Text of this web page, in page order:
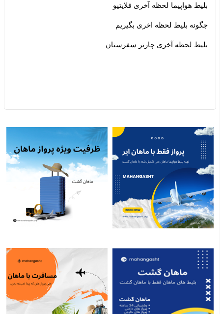
بلیط هواپیما لحظه آخری فلایتیو
چگونه بلیط لحظه اخری بگیریم
بلیط لحظه آخری چارتر سفرستان